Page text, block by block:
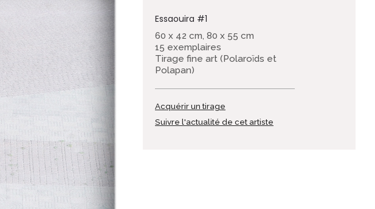
Essaouira #1
60 x 42 cm, 80 x 55 cm
15 exemplaires
Tirage fine art (Polaroïds et
Polapan)
Acquérir un tirage
Suivre l'actualité de cet artiste